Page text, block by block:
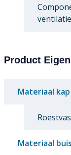
Product
Materiaal kap
Materiaal